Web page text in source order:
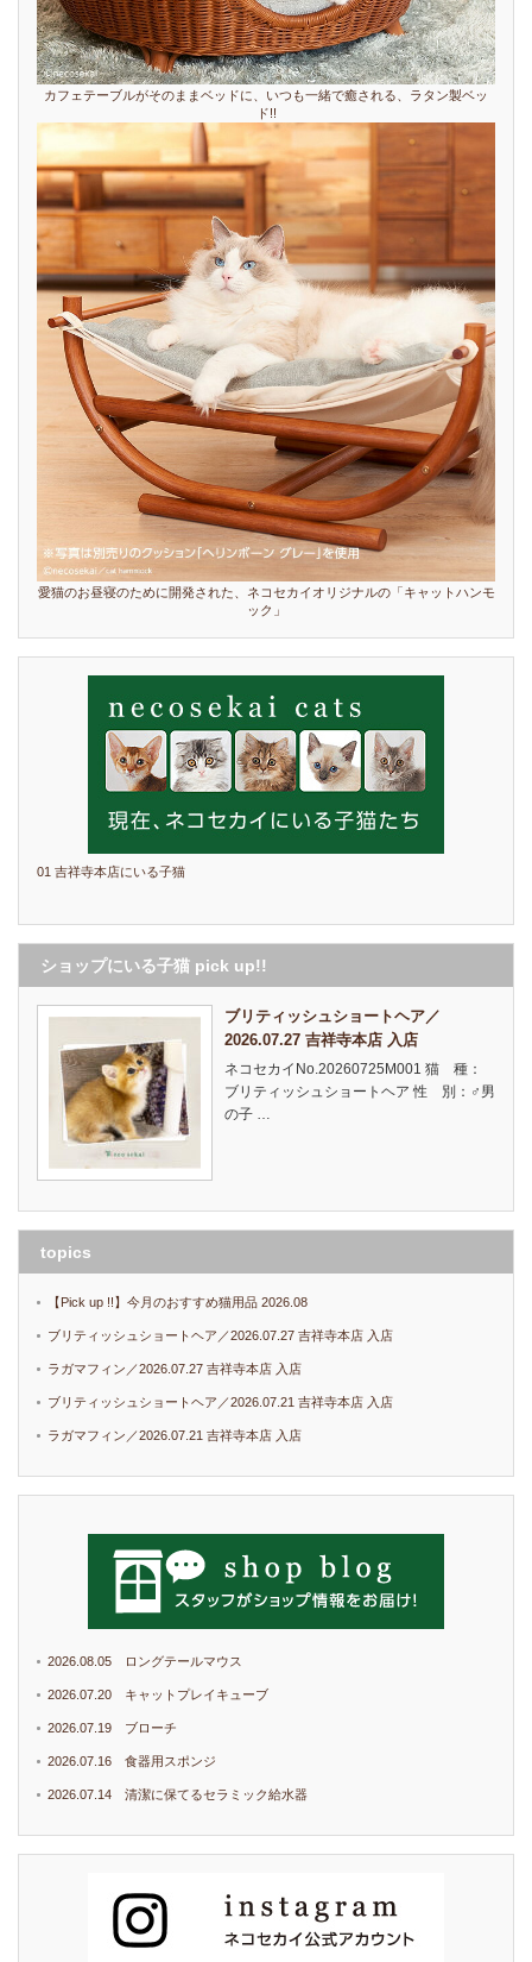
カフェテーブルがそのままベッドに、いつも一緒で癒される、ラタン製ベッ
ド!!
愛猫のお昼寝のために開発された、ネコセカイオリジナルの「キャットハンモ
ック」
01 吉祥寺本店にいる子猫
ショップにいる子猫 pick up!!
ブリティッシュショートヘア／
2026.07.27 吉祥寺本店 入店
ネコセカイNo.20260725M001 猫 種：
ブリティッシュショートヘア 性 別：♂男
の子 …
topics
【Pick up !!】今月のおすすめ猫用品 2026.08
ブリティッシュショートヘア／2026.07.27 吉祥寺本店 入店
ラガマフィン／2026.07.27 吉祥寺本店 入店
ブリティッシュショートヘア／2026.07.21 吉祥寺本店 入店
ラガマフィン／2026.07.21 吉祥寺本店 入店
2026.08.05 ロングテールマウス
2026.07.20 キャットプレイキューブ
2026.07.19 ブローチ
2026.07.16 食器用スポンジ
2026.07.14 清潔に保てるセラミック給水器